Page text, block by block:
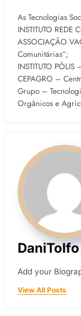
As Tecnologias
INSTITUTO REDE
ASSOCIAÇÃO
Comunitárias”;
INSTITUTO
CEPAGRO –
Grupo –
Orgânicos e
DaniTolfo
Add your
View All Posts